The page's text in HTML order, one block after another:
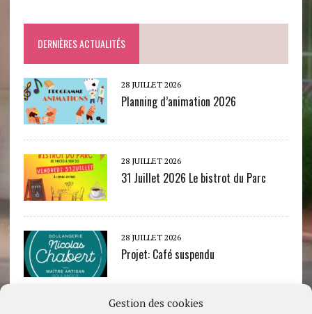
Gestion des cookies
DERNIÈRES ACTUALITÉS
28 JUILLET 2026
Planning d’animation 2026
28 JUILLET 2026
31 Juillet 2026 Le bistrot du Parc
28 JUILLET 2026
Projet: Café suspendu